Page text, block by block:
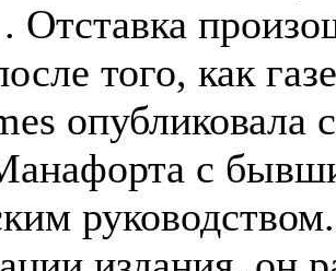
. Отставка
того, как
опубликовала
с